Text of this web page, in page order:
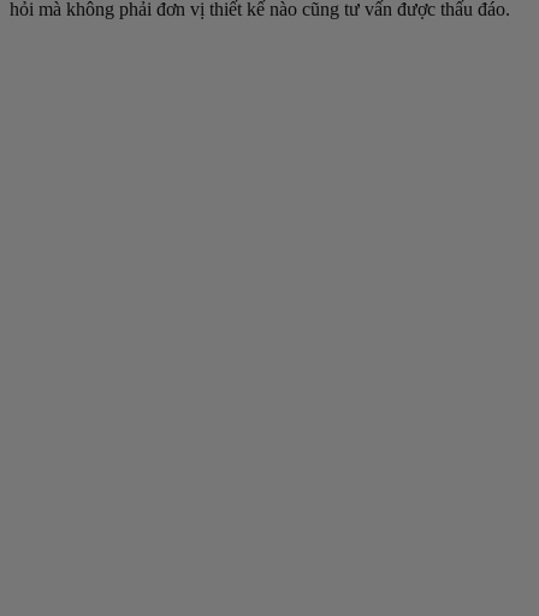
hỏi mà không phải đơn vị thiết kế nào cũng tư vấn được thấu đáo.